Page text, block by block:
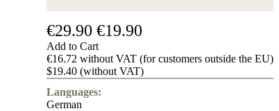
€29.90 €19.90
Add to Cart
€16.72 without VAT (for customers outside the EU)
$19.40 (without VAT)
Languages:
German
Accounts
Membership
Ducats